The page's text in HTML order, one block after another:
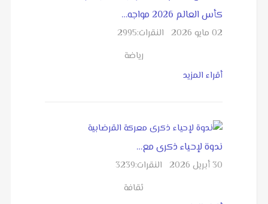
كأس العالم 2026 مواجه…
02 مايو 2026 النقرات:2995
رياضة
أقراء المزيد
ندوة لإحياء ذكرى مع…
30 أبريل 2026 النقرات:3239
ثقافة